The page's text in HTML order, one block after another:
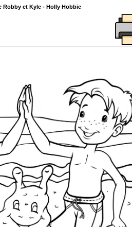
Robby et Kyle - Holly Hobbie